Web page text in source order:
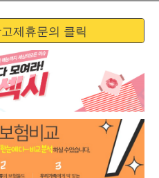
제휴문의 클릭